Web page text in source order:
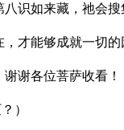
识如来藏，祂会
能够成就一切的
谢各位菩萨收看！
）